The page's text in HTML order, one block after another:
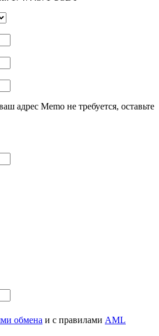
адрес Memo не требуется, оставьте
обмена и с правилами AML